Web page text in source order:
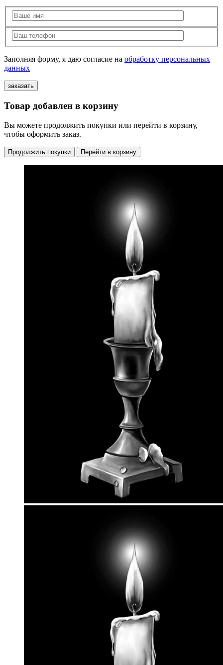
Заполняя форму, я даю согласие на обработку персональных
данных
Товар добавлен в корзину
Вы можете продолжить покупки или перейти в корзину,
чтобы оформить заказ.
Продолжить покупки Перейти в корзину